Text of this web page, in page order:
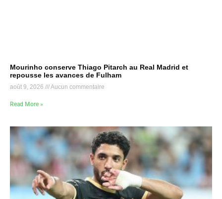
Mourinho conserve Thiago Pitarch au Real Madrid et
repousse les avances de Fulham
août 9, 2026 Aucun commentaire
Read More »